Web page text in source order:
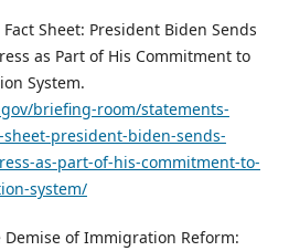
Sheet: President Biden Sends
as Part of His Commitment to
System.
briefing-room/statements-
president-biden-sends-
as-part-of-his-commitment-to-
system/
Demise of Immigration Reform: